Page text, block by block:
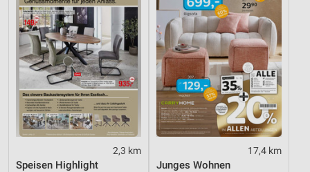
2,3 km
Speisen Highlight
17,4 km
Junges Wohnen